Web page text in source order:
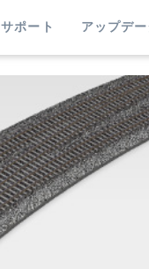
サポート アップデー